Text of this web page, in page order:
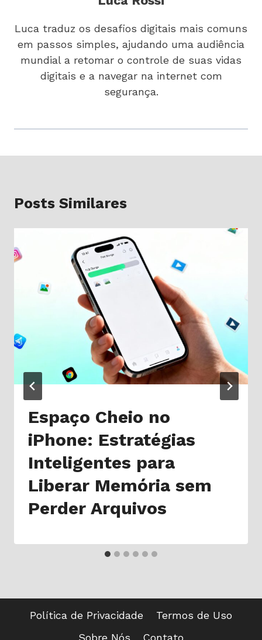
Luca traduz os desafios digitais mais comuns
em passos simples, ajudando uma audiência
mundial a retomar o controle de suas vidas
digitais e a navegar na internet com
segurança.
Posts Similares
Espaço Cheio no
iPhone: Estratégias
Inteligentes para
Liberar Memória sem
Perder Arquivos
Política de Privacidade
Termos de Uso
Sobre Nós
Contato